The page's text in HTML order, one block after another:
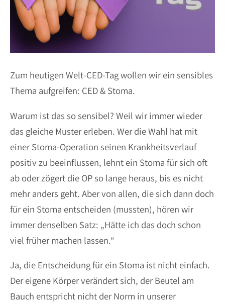
Zum heutigen Welt-CED-Tag wollen wir ein sensibles
Thema aufgreifen: CED & Stoma.
Warum ist das so sensibel? Weil wir immer wieder
das gleiche Muster erleben. Wer die Wahl hat mit
einer Stoma-Operation seinen Krankheitsverlauf
positiv zu beeinflussen, lehnt ein Stoma für sich oft
ab oder zögert die OP so lange heraus, bis es nicht
mehr anders geht. Aber von allen, die sich dann doch
für ein Stoma entscheiden (mussten), hören wir
immer denselben Satz: „Hätte ich das doch schon
viel früher machen lassen.“
Ja, die Entscheidung für ein Stoma ist nicht einfach.
Der eigene Körper verändert sich, der Beutel am
Bauch entspricht nicht der Norm in unserer